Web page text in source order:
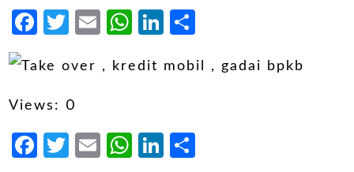
Facebook
Twitter
EmailWhatsApp
LinkedIn
Views: 0
Facebook
Twitter
EmailWhatsApp
LinkedIn